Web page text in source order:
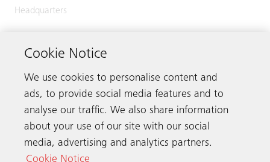
Headquarters
6030 Ebikon
Get in touch
Cookie Notice
We use cookies to personalise content and
ads, to provide social media features and to
analyse our traffic. We also share information
about your use of our site with our social
media, advertising and analytics partners.
Cookie Notice